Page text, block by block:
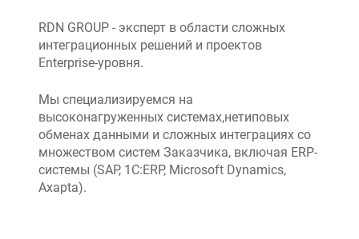
RDN GROUP - эксперт в области сложных
интеграционных решений и проектов
Enterprise-уровня.
Мы специализируемся на
высоконагруженных системах,нетиповых
обменах данными и сложных интеграциях со
множеством систем Заказчика, включая ERP-
системы (SAP, 1C:ERP, Microsoft Dynamics,
Axapta).